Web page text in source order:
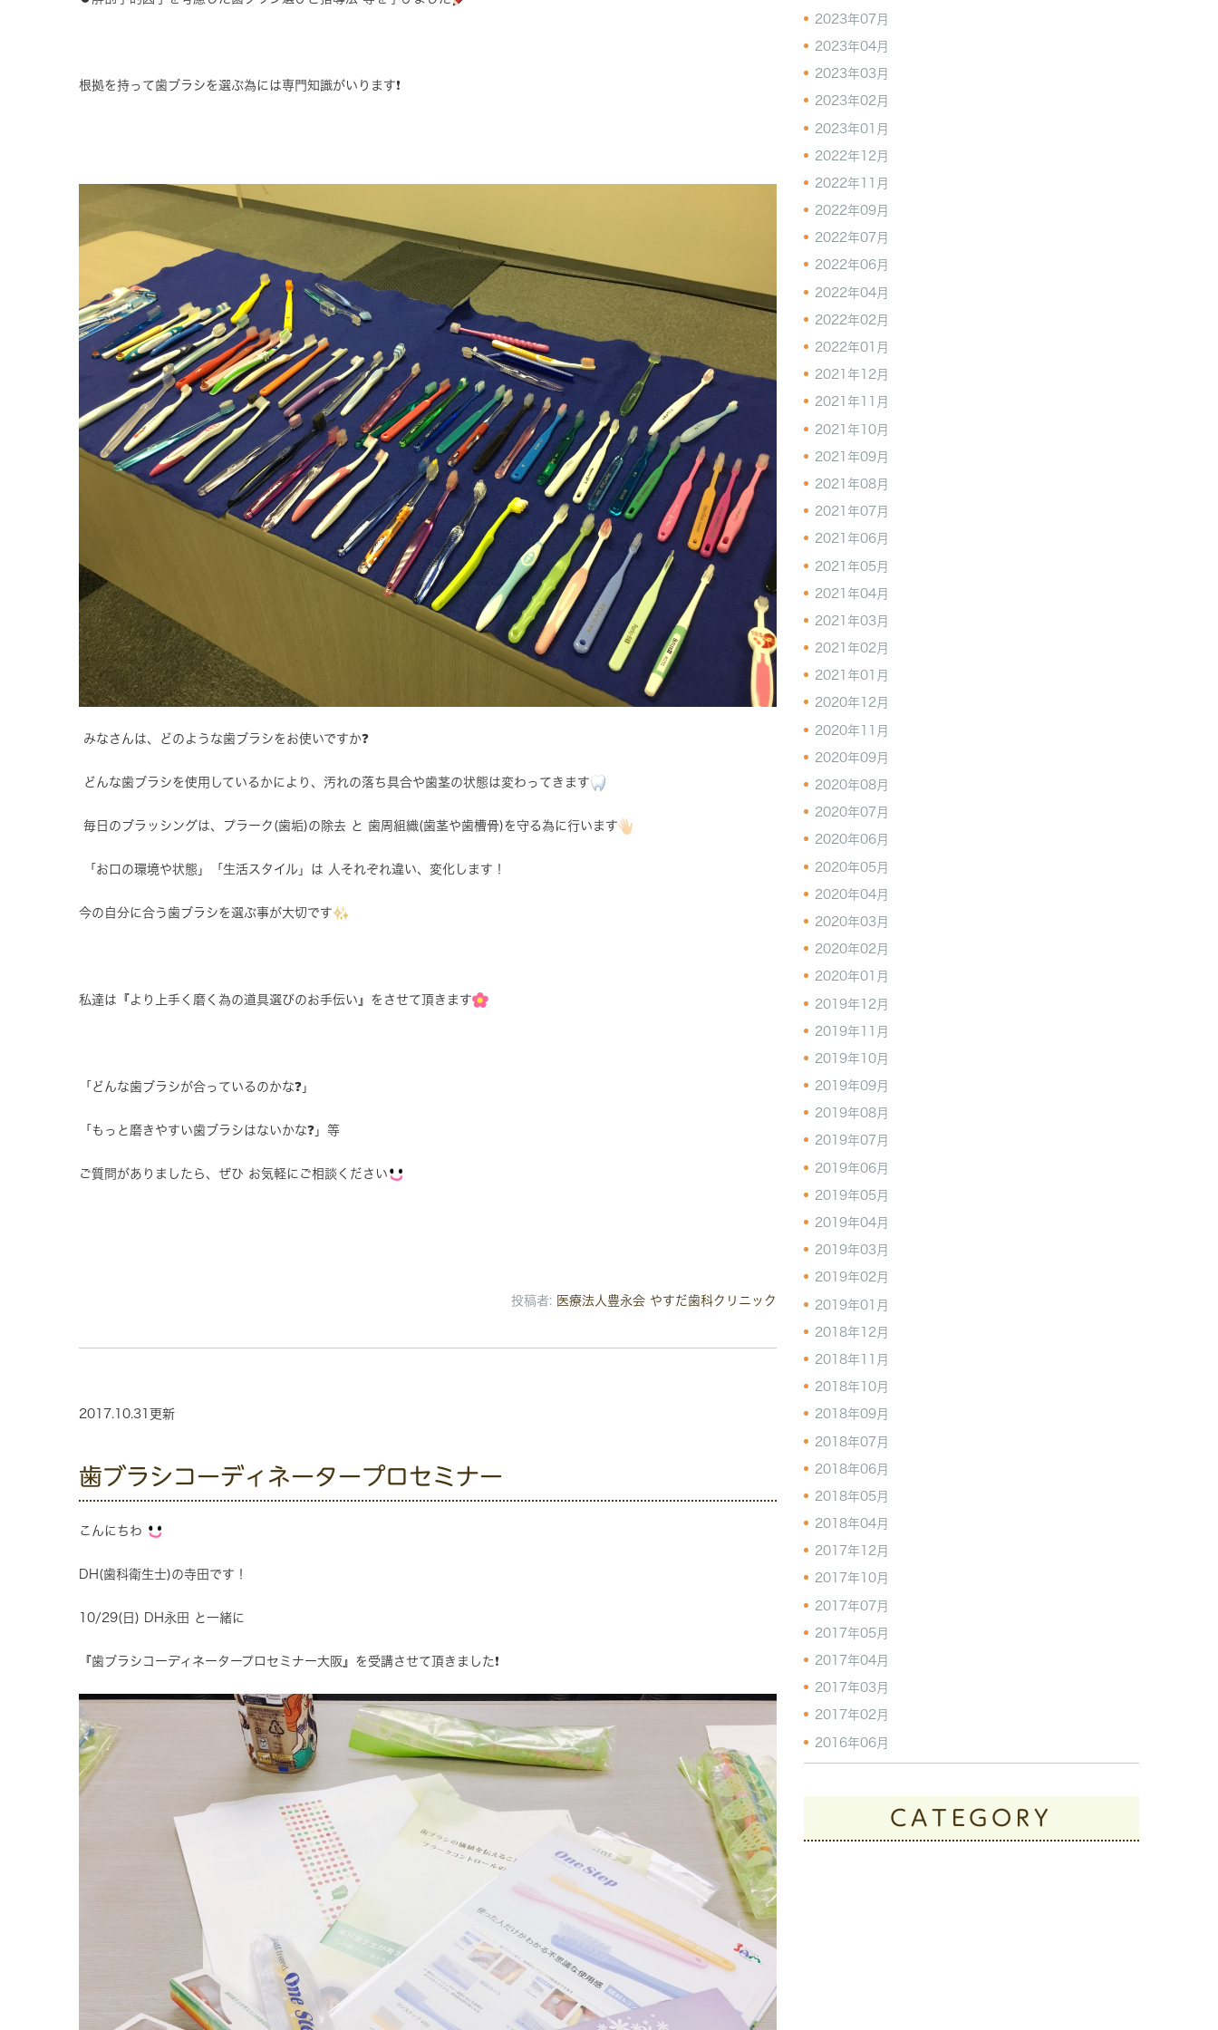
根拠を持って歯ブラシを選ぶ為には専門知識がいります❗️
みなさんは、どのような歯ブラシをお使いですか❓
どんな歯ブラシを使用しているかにより、汚れの落ち具合や歯茎の状態は変わってきます
毎日のブラッシングは、プラーク(歯垢)の除去 と 歯周組織(歯茎や歯槽骨)を守る為に行います
「お口の環境や状態」「生活スタイル」は 人それぞれ違い、変化します！
今の自分に合う歯ブラシを選ぶ事が大切です
私達は『より上手く磨く為の道具選びのお手伝い』をさせて頂きます
「どんな歯ブラシが合っているのかな❓」
「もっと磨きやすい歯ブラシはないかな❓」等
ご質問がありましたら、ぜひ お気軽にご相談ください
投稿者: 医療法人豊永会 やすだ歯科クリニック
2017.10.31更新
歯ブラシコーディネータープロセミナー
こんにちわ
DH(歯科衛生士)の寺田です！
10/29(日) DH永田 と一緒に
『歯ブラシコーディネータープロセミナー大阪』を受講させて頂きました❗️
2023年07月
2023年04月
2023年03月
2023年02月
2023年01月
2022年12月
2022年11月
2022年09月
2022年07月
2022年06月
2022年04月
2022年02月
2022年01月
2021年12月
2021年11月
2021年10月
2021年09月
2021年08月
2021年07月
2021年06月
2021年05月
2021年04月
2021年03月
2021年02月
2021年01月
2020年12月
2020年11月
2020年09月
2020年08月
2020年07月
2020年06月
2020年05月
2020年04月
2020年03月
2020年02月
2020年01月
2019年12月
2019年11月
2019年10月
2019年09月
2019年08月
2019年07月
2019年06月
2019年05月
2019年04月
2019年03月
2019年02月
2019年01月
2018年12月
2018年11月
2018年10月
2018年09月
2018年07月
2018年06月
2018年05月
2018年04月
2017年12月
2017年10月
2017年07月
2017年05月
2017年04月
2017年03月
2017年02月
2016年06月
CATEGORY